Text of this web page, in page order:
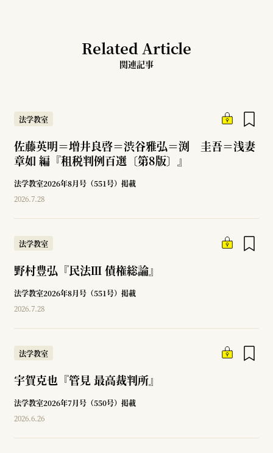
Related Article
関連記事
法学教室
佐藤英明＝増井良啓＝渋谷雅弘＝渕 圭吾＝浅妻
章如 編『租税判例百選〔第8版〕』
法学教室2026年8月号（551号）掲載
2026.7.28
法学教室
野村豊弘『民法Ⅲ 債権総論』
法学教室2026年8月号（551号）掲載
2026.7.28
法学教室
宇賀克也『管見 最高裁判所』
法学教室2026年7月号（550号）掲載
2026.6.26